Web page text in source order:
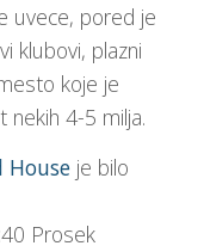
uvece, pored je
klubovi, plazni
koje je
4-5 milja.
House je bilo
Prosek